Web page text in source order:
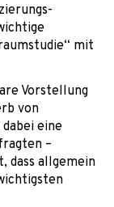
mit
Vorstellung
von
eine
–
dass allgemein